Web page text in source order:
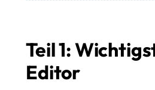
Teil 1:
Editor